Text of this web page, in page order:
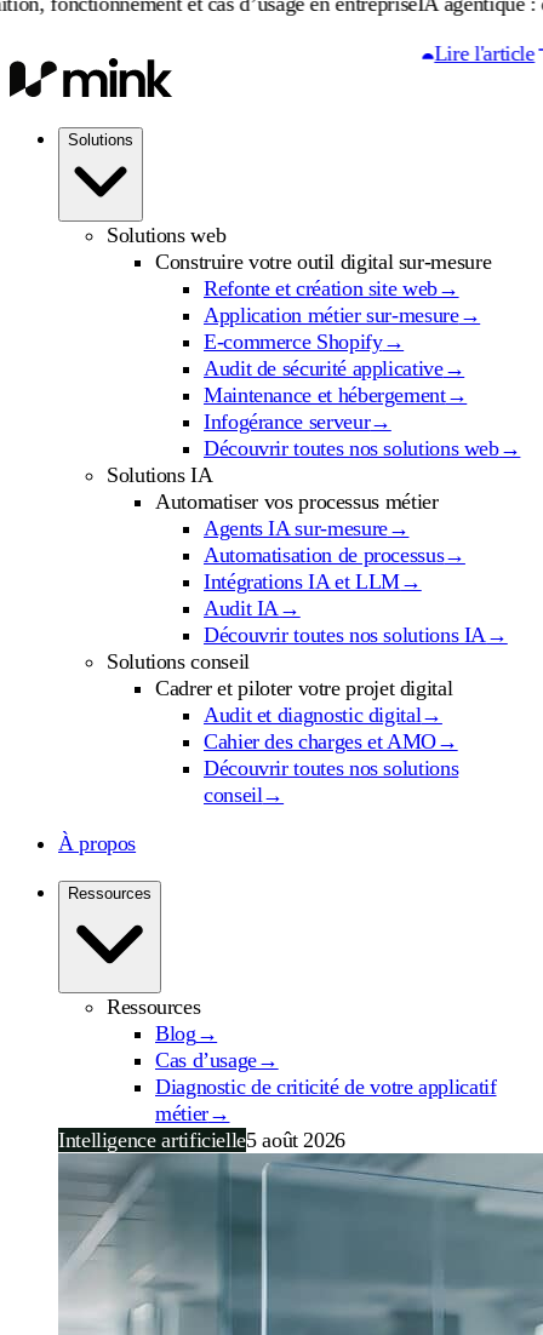
Lire l'article
Solutions
Solutions web
Construire votre outil digital sur-mesure
Refonte et création site web→
Application métier sur-mesure→
E-commerce Shopify→
Audit de sécurité applicative→
Maintenance et hébergement→
Infogérance serveur→
Découvrir toutes nos solutions web→
Solutions IA
Automatiser vos processus métier
Agents IA sur-mesure→
Automatisation de processus→
Intégrations IA et LLM→
Audit IA→
Découvrir toutes nos solutions IA→
Solutions conseil
Cadrer et piloter votre projet digital
Audit et diagnostic digital→
Cahier des charges et AMO→
Découvrir toutes nos solutions
conseil→
À propos
Ressources
Ressources
Blog →
Cas d’usage→
Diagnostic de criticité de votre applicatif
métier→
Intelligence artificielle5 août 2026